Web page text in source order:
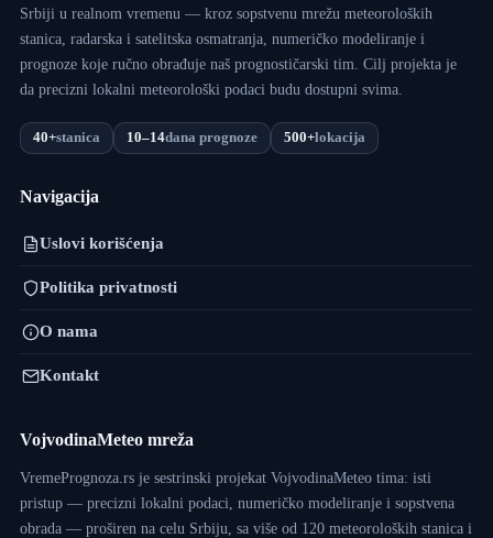
Srbiji u realnom vremenu — kroz sopstvenu mrežu meteoroloških
stanica, radarska i satelitska osmatranja, numeričko modeliranje i
prognoze koje ručno obrađuje naš prognostičarski tim. Cilj projekta je
da precizni lokalni meteorološki podaci budu dostupni svima.
40+stanica 10–14dana prognoze 500+lokacija
Navigacija
Uslovi korišćenja
Politika privatnosti
O nama
Kontakt
VojvodinaMeteo mreža
VremePrognoza.rs je sestrinski projekat VojvodinaMeteo tima: isti
pristup — precizni lokalni podaci, numeričko modeliranje i sopstvena
obrada — proširen na celu Srbiju, sa više od 120 meteoroloških stanica i